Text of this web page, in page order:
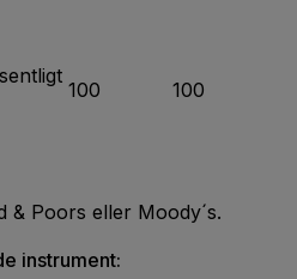
100 100
& Poors eller Moody´s.
instrument: